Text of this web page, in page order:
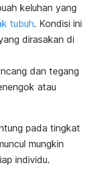
keluhan yang
tubuh. Kondisi ini
dirasakan di
dan tegang
atau
pada tingkat
mungkin
individu.